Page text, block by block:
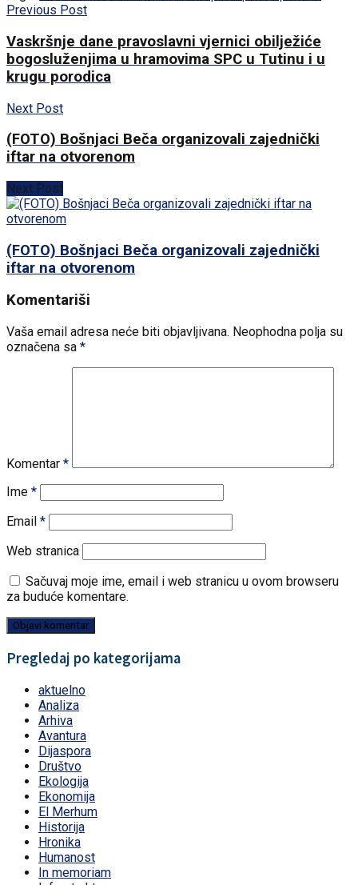
Previous Post
Vaskršnje dane pravoslavni vjernici obilježiće
bogosluženjima u hramovima SPC u Tutinu i u
krugu porodica
Next Post
(FOTO) Bošnjaci Beča organizovali zajednički
iftar na otvorenom
Next Post
(FOTO) Bošnjaci Beča organizovali zajednički
iftar na otvorenom
Komentariši
Vaša email adresa neće biti objavljivana. Neophodna polja su
označena sa *
Komentar *
Ime *
Email *
Web stranica
Sačuvaj moje ime, email i web stranicu u ovom browseru
za buduće komentare.
Pregledaj po kategorijama
aktuelno
Analiza
Arhiva
Avantura
Dijaspora
Društvo
Ekologija
Ekonomija
El Merhum
Historija
Hronika
Humanost
In memoriam